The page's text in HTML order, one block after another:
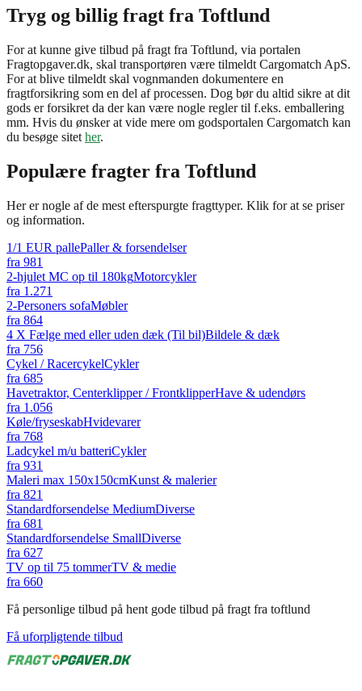
Tryg og billig fragt fra Toftlund
For at kunne give tilbud på fragt fra Toftlund, via portalen
Fragtopgaver.dk, skal transportøren være tilmeldt Cargomatch ApS.
For at blive tilmeldt skal vognmanden dokumentere en
fragtforsikring som en del af processen. Dog bør du altid sikre at dit
gods er forsikret da der kan være nogle regler til f.eks. emballering
mm. Hvis du ønsker at vide mere om godsportalen Cargomatch kan
du besøge sitet her.
Populære fragter fra Toftlund
Her er nogle af de mest efterspurgte fragttyper. Klik for at se priser
og information.
1/1 EUR pallePaller & forsendelser
fra 981
2-hjulet MC op til 180kgMotorcykler
fra 1.271
2-Personers sofaMøbler
fra 864
4 X Fælge med eller uden dæk (Til bil)Bildele & dæk
fra 756
Cykel / RacercykelCykler
fra 685
Havetraktor, Centerklipper / FrontklipperHave & udendørs
fra 1.056
Køle/fryseskabHvidevarer
fra 768
Ladcykel m/u batteriCykler
fra 931
Maleri max 150x150cmKunst & malerier
fra 821
Standardforsendelse MediumDiverse
fra 681
Standardforsendelse SmallDiverse
fra 627
TV op til 75 tommerTV & medie
fra 660
Få personlige tilbud på hent gode tilbud på fragt fra toftlund
Få uforpligtende tilbud